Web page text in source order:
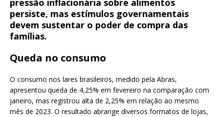
pressão inflacionária sobre alimentos
persiste, mas estímulos governamentais
devem sustentar o poder de compra das
famílias.
Queda no consumo
O consumo nos lares brasileiros, medido pela Abras,
apresentou queda de 4,25% em fevereiro na comparação com
janeiro, mas registrou alta de 2,25% em relação ao mesmo
mês de 2023. O resultado abrange diversos formatos de lojas,